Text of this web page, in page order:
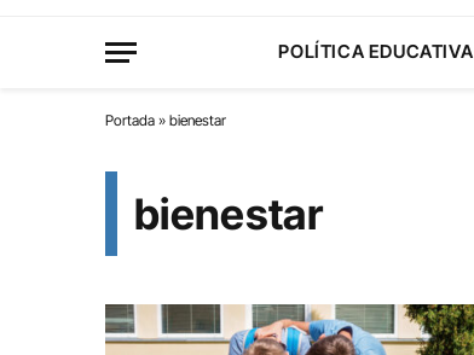
POLÍTICA EDUCATIVA
Portada » bienestar
bienestar